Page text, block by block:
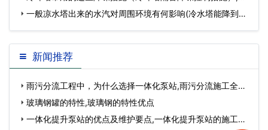
却塔作用…
一般凉水塔出来的水汽对周围环境有何影响(冷水塔能降到多
少度)…
新闻推荐
雨污分流工程中，为什么选择一体化泵站,雨污分流施工全过
程…玻璃钢罐的特性,玻璃钢的特性优点
一体化提升泵站的优点及维护要点,一体化提升泵站的施工流